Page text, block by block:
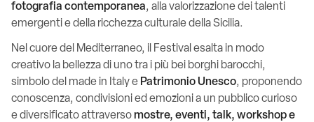
fotografia contemporanea, alla valorizzazione dei talenti
emergenti e della ricchezza culturale della Sicilia.
Nel cuore del Mediterraneo, il Festival esalta in modo
creativo la bellezza di uno tra i più bei borghi barocchi,
simbolo del made in Italy e Patrimonio Unesco, proponendo
conoscenza, condivisioni ed emozioni a un pubblico curioso
e diversificato attraversomostre, eventi, talk, workshop e